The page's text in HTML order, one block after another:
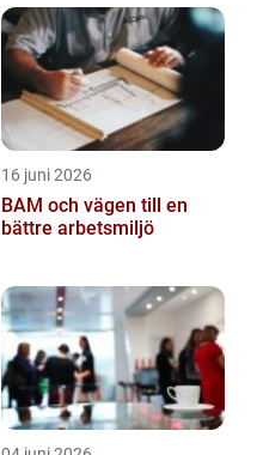
16 juni 2026
BAM och vägen till en
bättre arbetsmiljö